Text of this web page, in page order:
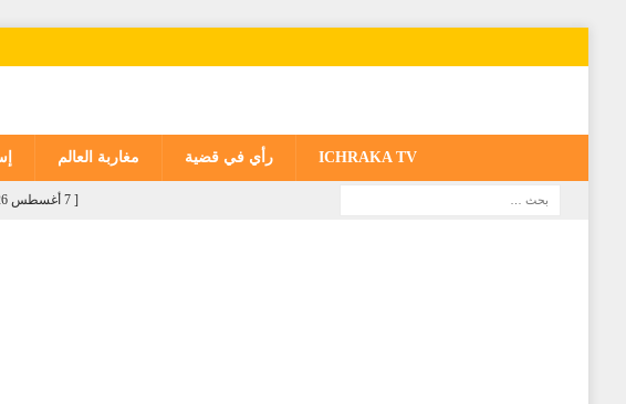
مغاربة العالم رأي في قضية ICHRAKA TV
[ 7 أغسطس 2026 ]